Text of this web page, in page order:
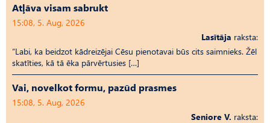
Atļāva visam sabrukt
15:08, 5. Aug, 2026
Lasītāja raksta:
“Labi, ka beidzot kādreizējai Cēsu pienotavai būs cits saimnieks. Žēl
skatīties, kā tā ēka pārvērtusies […]
Vai, novelkot formu, pazūd prasmes
15:08, 5. Aug, 2026
Seniore V. raksta: